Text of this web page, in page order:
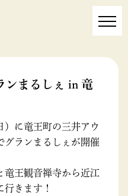
ンまるしぇ in 竜
）に竜王町の三井アウ
グランまるしぇが開催
竜王観音禅寺から近江
きます！